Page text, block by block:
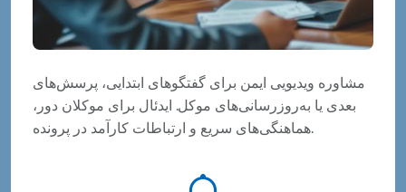
مشاوره ویدیویی ایمن برای گفتگوهای ابتدایی، پرسش‌های
بعدی یا به‌روزرسانی‌های موکل. ایدئال برای موکلان دور،
هماهنگی‌های سریع و ارتباطات کارآمد در پرونده.